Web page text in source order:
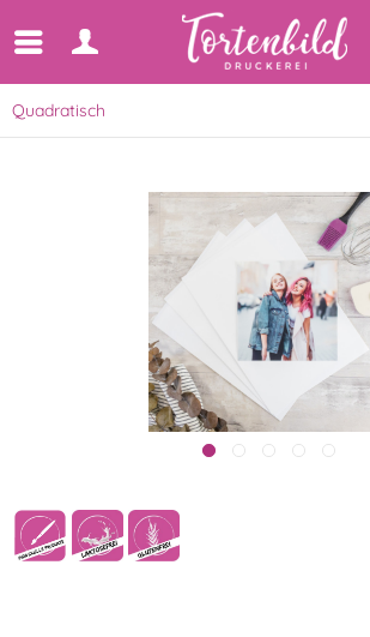
Quadratisch